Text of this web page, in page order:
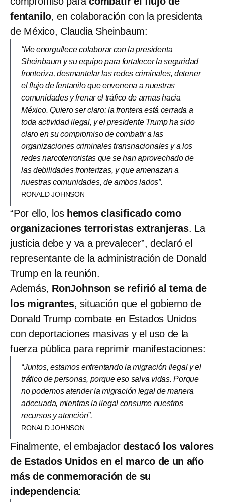
fentanilo, en colaboración con la presidenta
de México, Claudia Sheinbaum:
“Me enorgullece colaborar con la presidenta
Sheinbaum y su equipo para fortalecer la seguridad
fronteriza, desmantelar las redes criminales, detener
el flujo de fentanilo que envenena a nuestras
comunidades y frenar el tráfico de armas hacia
México. Quiero ser claro: la frontera está cerrada a
toda actividad ilegal, y el presidente Trump ha sido
claro en su compromiso de combatir a las
organizaciones criminales transnacionales y a los
redes narcoterroristas que se han aprovechado de
las debilidades fronterizas, y que amenazan a
nuestras comunidades, de ambos lados”.
RONALD JOHNSON
“Por ello, los hemos clasificado como
organizaciones terroristas extranjeras. La
justicia debe y va a prevalecer”, declaró el
representante de la administración de Donald
Trump en la reunión.
Además, RonJohnson se refirió al tema de
los migrantes, situación que el gobierno de
Donald Trump combate en Estados Unidos
con deportaciones masivas y el uso de la
fuerza pública para reprimir manifestaciones:
“Juntos, estamos enfrentando la migración ilegal y el
tráfico de personas, porque eso salva vidas. Porque
no podemos atender la migración legal de manera
adecuada, mientras la ilegal consume nuestros
recursos y atención”.
RONALD JOHNSON
Finalmente, el embajadordestacó los valores
de Estados Unidos en el marco de un año
más de conmemoración de su
independencia: